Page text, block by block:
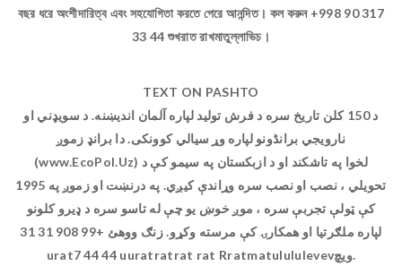
বছর ধরে অংশীদারিত্ব এবং সহযোগিতা করতে পেরে আনন্দিত। কল করুন +998 90 317
33 44 শুখরাত রাখমাতুল্লাভিচ।
TEXT ON PASHTO
د 150 کلن تاریخ سره د فرش تولید لپاره آلمان اندیښنه. د سويډني او
نارويجي برانڈونو لپاره وړ سيالي کوونکی. دا برانډ زموږ
(www.EcoPol.Uz) لخوا په تاشکند او د ازبکستان په سیمو کې د
تحویلي ، نصب او نصب سره وړاندې کیږي. په درنښت او زموږ په 1995
کې ټولې تجربې سره ، موږ خوښ یو چې له تاسو سره د ډیرو کلونو
لپاره ملګرتیا او همکارۍ کې مرسته وکړو. زنګ ووهئ +99 908 31 31
urat7 44 44 uuratratrat rat Rratmatulululevevویچ.